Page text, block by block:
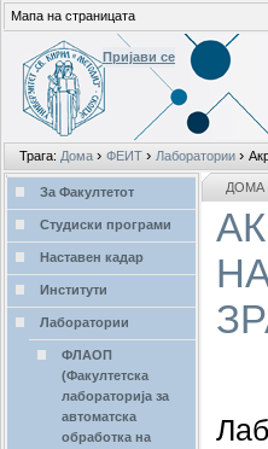
Лични
алати
Пријави се
Трага: Дома › ФЕИТ › Лаборатории ›
Мапа на страницата
делови
ДОМА
NAVIGATION
За Факултетот
Студиски програми
Наставен кадар
Институти
Лаборатории
ФЛАОП
(Факултетска
лабораторија за
автоматска
обработка на